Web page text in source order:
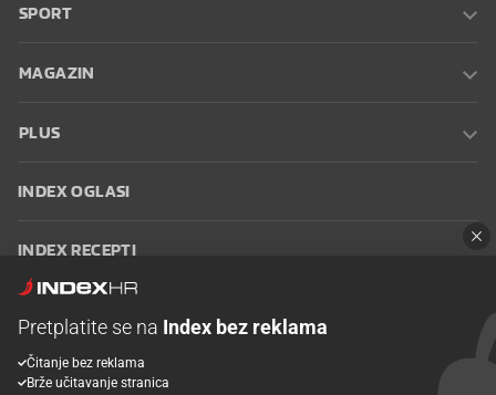
SPORT
MAGAZIN
PLUS
INDEX OGLASI
INDEX RECEPTI
Oglašavanje Zaposli se na Indexu
korištenja
Postavke kolačića
Pretplatite se na Index bez reklama
Čitanje bez reklama
Brže učitavanje stranica